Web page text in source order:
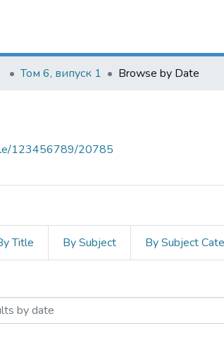
Том 6, випуск 1 Browse by Date
123456789/20785
Title By Subject By Subject